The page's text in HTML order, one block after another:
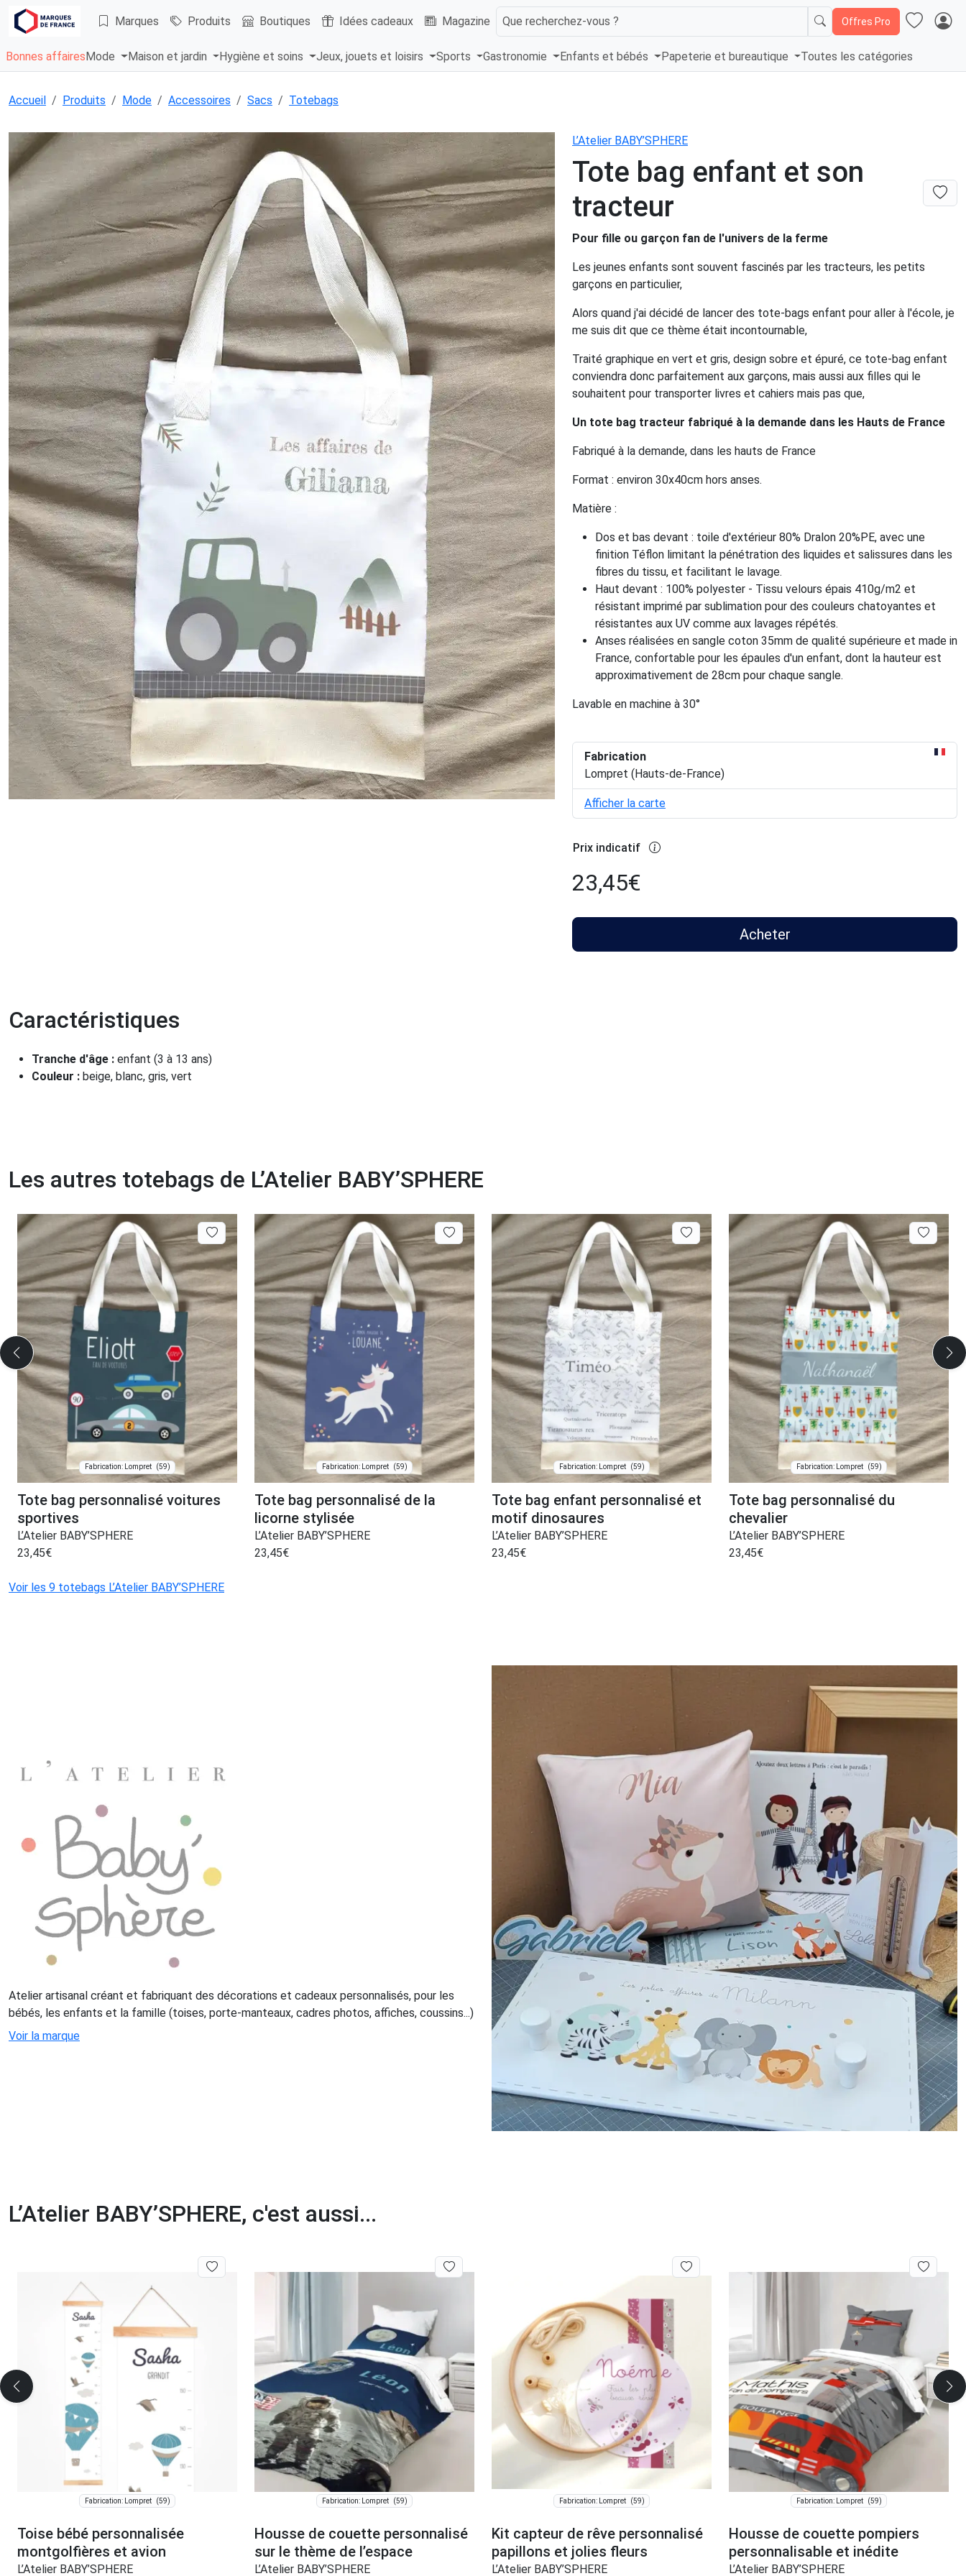
Marques Produits Boutiques Idées cadeaux Magazine Que recherchez-vous ? Offres Pro
Bonnes affaires Mode Maison et jardin Hygiène et soins Jeux, jouets et loisirs Sports Gastronomie Enfants et bébés Papeterie et bureautique Toutes les catégories
Accueil Produits Mode Accessoires Sacs Totebags
L’Atelier BABY’SPHERE
Tote bag enfant et son
tracteur
Pour fille ou garçon fan de l'univers de la ferme
Les jeunes enfants sont souvent fascinés par les tracteurs, les petits
garçons en particulier,
Alors quand j'ai décidé de lancer des tote-bags enfant pour aller à l'école, je
me suis dit que ce thème était incontournable,
Traité graphique en vert et gris, design sobre et épuré, ce tote-bag enfant
conviendra donc parfaitement aux garçons, mais aussi aux filles qui le
souhaitent pour transporter livres et cahiers mais pas que,
Un tote bag tracteur fabriqué à la demande dans les Hauts de France
Fabriqué à la demande, dans les hauts de France
Format : environ 30x40cm hors anses.
Matière :
Dos et bas devant : toile d'extérieur 80% Dralon 20%PE, avec une
finition Téflon limitant la pénétration des liquides et salissures dans les
fibres du tissu, et facilitant le lavage.
Haut devant : 100% polyester - Tissu velours épais 410g/m2 et
résistant imprimé par sublimation pour des couleurs chatoyantes et
résistantes aux UV comme aux lavages répétés.
Anses réalisées en sangle coton 35mm de qualité supérieure et made in
France, confortable pour les épaules d'un enfant, dont la hauteur est
approximativement de 28cm pour chaque sangle.
Lavable en machine à 30°
Fabrication
Lompret (Hauts-de-France)
Afficher la carte
Prix indicatif
23,45€
Acheter
Caractéristiques
Tranche d'âge : enfant (3 à 13 ans)
Couleur : beige, blanc, gris, vert
Les autres totebags de L’Atelier BABY’SPHERE
Fabrication: Lompret (59)
Tote bag personnalisé voitures
sportives
L’Atelier BABY’SPHERE
23,45€
Fabrication: Lompret (59)
Tote bag personnalisé de la
licorne stylisée
L’Atelier BABY’SPHERE
23,45€
Fabrication: Lompret (59)
Tote bag enfant personnalisé et
motif dinosaures
L’Atelier BABY’SPHERE
23,45€
Fabrication: Lompret (59)
Tote bag personnalisé du
chevalier
L’Atelier BABY’SPHERE
23,45€
Voir les 9 totebags L’Atelier BABY’SPHERE
Atelier artisanal créant et fabriquant des décorations et cadeaux personnalisés, pour les
bébés, les enfants et la famille (toises, porte-manteaux, cadres photos, affiches, coussins...)
Voir la marque
L’Atelier BABY’SPHERE, c'est aussi...
Fabrication: Lompret (59)
Toise bébé personnalisée
montgolfières et avion
L’Atelier BABY’SPHERE
Fabrication: Lompret (59)
Housse de couette personnalisé
sur le thème de l’espace
L’Atelier BABY’SPHERE
Fabrication: Lompret (59)
Kit capteur de rêve personnalisé
papillons et jolies fleurs
L’Atelier BABY’SPHERE
Fabrication: Lompret (59)
Housse de couette pompiers
personnalisable et inédite
L’Atelier BABY’SPHERE